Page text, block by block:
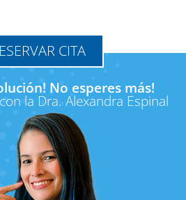
No esperes más!
la Dra. Alexandra Espinal
CITA